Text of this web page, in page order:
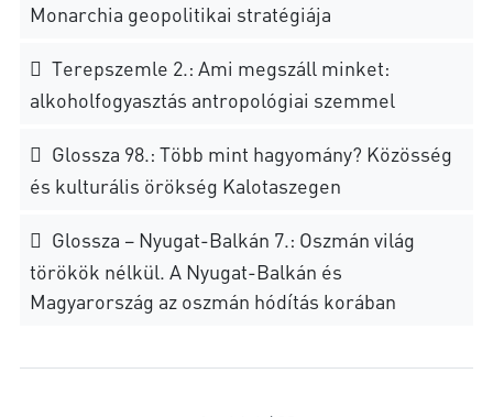
Monarchia geopolitikai stratégiája
Terepszemle 2.: Ami megszáll minket:
alkoholfogyasztás antropológiai szemmel
Glossza 98.: Több mint hagyomány? Közösség
és kulturális örökség Kalotaszegen
Glossza – Nyugat-Balkán 7.: Oszmán világ
törökök nélkül. A Nyugat-Balkán és
Magyarország az oszmán hódítás korában